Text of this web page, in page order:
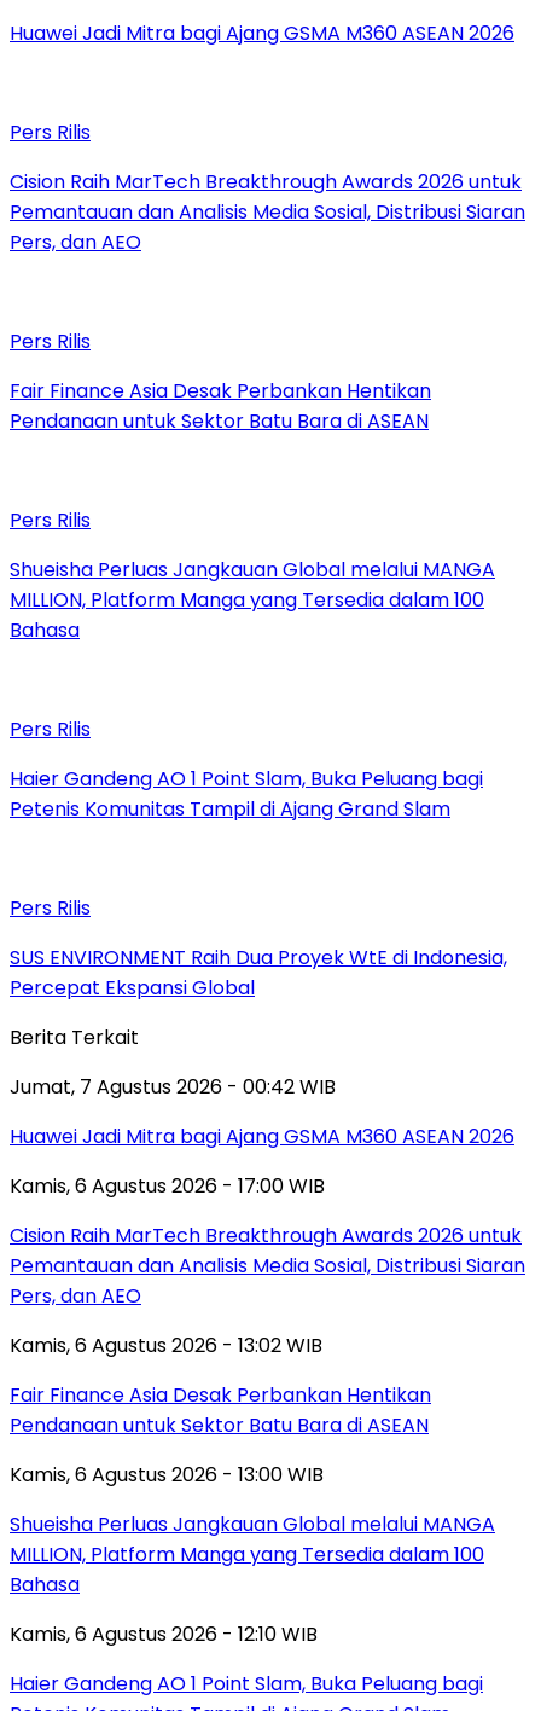
Huawei Jadi Mitra bagi Ajang GSMA M360 ASEAN 2026
Pers Rilis
Cision Raih MarTech Breakthrough Awards 2026 untuk
Pemantauan dan Analisis Media Sosial, Distribusi Siaran
Pers, dan AEO
Pers Rilis
Fair Finance Asia Desak Perbankan Hentikan
Pendanaan untuk Sektor Batu Bara di ASEAN
Pers Rilis
Shueisha Perluas Jangkauan Global melalui MANGA
MILLION, Platform Manga yang Tersedia dalam 100
Bahasa
Pers Rilis
Haier Gandeng AO 1 Point Slam, Buka Peluang bagi
Petenis Komunitas Tampil di Ajang Grand Slam
Pers Rilis
SUS ENVIRONMENT Raih Dua Proyek WtE di Indonesia,
Percepat Ekspansi Global
Berita Terkait
Jumat, 7 Agustus 2026 - 00:42 WIB
Huawei Jadi Mitra bagi Ajang GSMA M360 ASEAN 2026
Kamis, 6 Agustus 2026 - 17:00 WIB
Cision Raih MarTech Breakthrough Awards 2026 untuk
Pemantauan dan Analisis Media Sosial, Distribusi Siaran
Pers, dan AEO
Kamis, 6 Agustus 2026 - 13:02 WIB
Fair Finance Asia Desak Perbankan Hentikan
Pendanaan untuk Sektor Batu Bara di ASEAN
Kamis, 6 Agustus 2026 - 13:00 WIB
Shueisha Perluas Jangkauan Global melalui MANGA
MILLION, Platform Manga yang Tersedia dalam 100
Bahasa
Kamis, 6 Agustus 2026 - 12:10 WIB
Haier Gandeng AO 1 Point Slam, Buka Peluang bagi